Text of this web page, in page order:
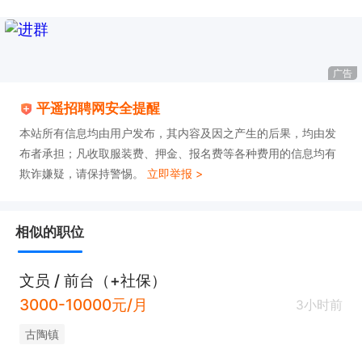
3、工作积极主动，耐心细致，责任心强，富于团队
4、具有较强的组织协调力、统筹力、执行力；
5、熟悉各种办公设备及常用的办公软件。
广告
平遥招聘网安全提醒
本站所有信息均由用户发布，其内容及因之产生的后果，均由发
布者承担；凡收取服装费、押金、报名费等各种费用的信息均有
欺诈嫌疑，请保持警惕。 立即举报 >
相似的职位
文员 / 前台（+社保）
3000-10000元/月
3小时前
古陶镇